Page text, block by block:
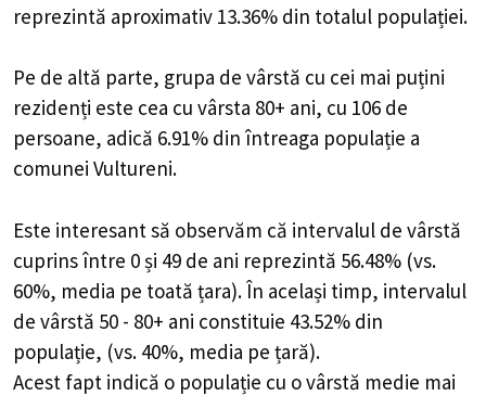
reprezintă aproximativ 13.36% din totalul populației.
Pe de altă parte, grupa de vârstă cu cei mai puțini
rezidenți este cea cu vârsta 80+ ani, cu 106 de
persoane, adică 6.91% din întreaga populație a
comunei Vultureni.
Este interesant să observăm că intervalul de vârstă
cuprins între 0 și 49 de ani reprezintă 56.48% (vs.
60%, media pe toată țara). În același timp, intervalul
de vârstă 50 - 80+ ani constituie 43.52% din
populație, (vs. 40%, media pe țară).
Acest fapt indică o populație cu o vârstă medie mai